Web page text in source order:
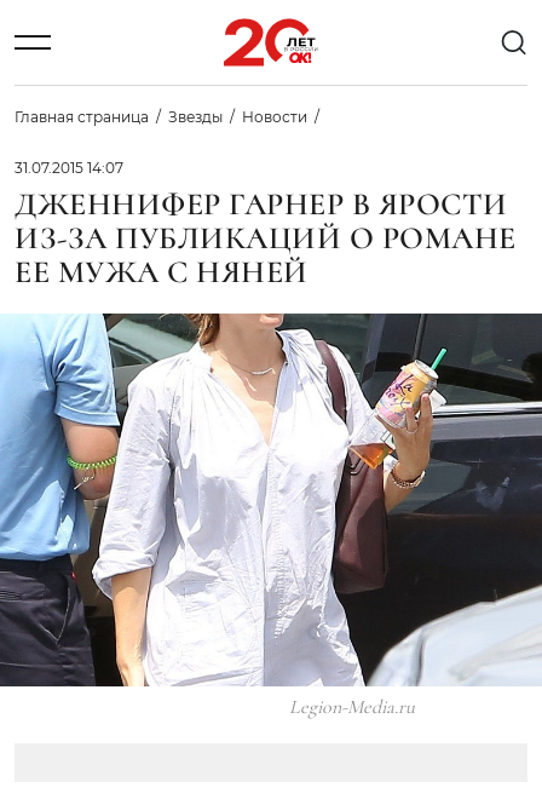
Главная страница Звезды Новости
31.07.2015 14:07
ДЖЕННИФЕР ГАРНЕР В ЯРОСТИ
ИЗ-ЗА ПУБЛИКАЦИЙ О РОМАНЕ
ЕЕ МУЖА С НЯНЕЙ
Legion-Media.ru